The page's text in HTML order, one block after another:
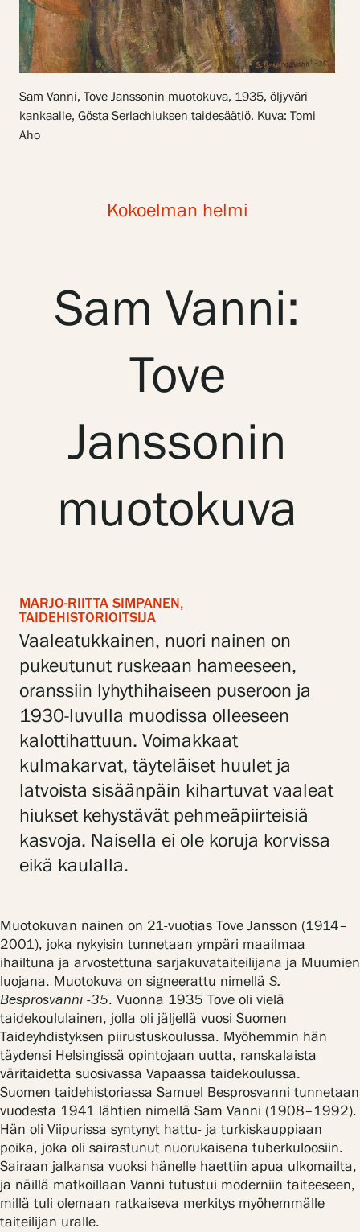
Näyttelyt
Tapahtumat
Kokoelmat ja museo
SERLACHIUS+
Yhteystiedot
Ravintola Gösta
Medialle
Vastuullisuus
Esteettömyys
Verkkokauppa
Sam Vanni, Tove Janssonin muotokuva, 1935, öljyväri
kankaalle, Gösta Serlachiuksen taidesäätiö. Kuva: Tomi
Aho
Kokoelman helmi
Sam Vanni:
Tove
Janssonin
muotokuva
MARJO-RIITTA SIMPANEN,
TAIDEHISTORIOITSIJA
Vaaleatukkainen, nuori nainen on
pukeutunut ruskeaan hameeseen,
oranssiin lyhythihaiseen puseroon ja
1930-luvulla muodissa olleeseen
kalottihattuun. Voimakkaat
kulmakarvat, täyteläiset huulet ja
latvoista sisäänpäin kihartuvat vaaleat
hiukset kehystävät pehmeäpiirteisiä
kasvoja. Naisella ei ole koruja korvissa
eikä kaulalla.
Muotokuvan nainen on 21-vuotias Tove Jansson (1914–
2001), joka nykyisin tunnetaan ympäri maailmaa
ihailtuna ja arvostettuna sarjakuvataiteilijana ja Muumien
luojana. Muotokuva on signeerattu nimellä S.
Besprosvanni -35. Vuonna 1935 Tove oli vielä
taidekoululainen, jolla oli jäljellä vuosi Suomen
Taideyhdistyksen piirustuskoulussa. Myöhemmin hän
täydensi Helsingissä opintojaan uutta, ranskalaista
väritaidetta suosivassa Vapaassa taidekoulussa.
Suomen taidehistoriassa Samuel Besprosvanni tunnetaan
vuodesta 1941 lähtien nimellä Sam Vanni (1908–1992).
Hän oli Viipurissa syntynyt hattu- ja turkiskauppiaan
poika, joka oli sairastunut nuorukaisena tuberkuloosiin.
Sairaan jalkansa vuoksi hänelle haettiin apua ulkomailta,
ja näillä matkoillaan Vanni tutustui moderniin taiteeseen,
millä tuli olemaan ratkaiseva merkitys myöhemmälle
taiteilijan uralle.